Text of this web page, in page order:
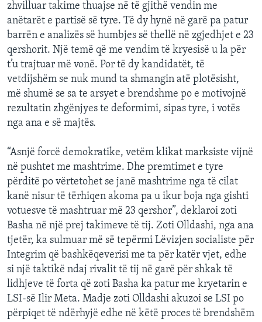
zhvilluar takime thuajse në të gjithë vendin me
anëtarët e partisë së tyre. Të dy hynë në garë pa patur
barrën e analizës së humbjes së thellë në zgjedhjet e 23
qershorit. Një temë që me vendim të kryesisë u la për
t’u trajtuar më vonë. Por të dy kandidatët, të
vetdijshëm se nuk mund ta shmangin atë plotësisht,
më shumë se sa te arsyet e brendshme po e motivojnë
rezultatin zhgënjyes te deformimi, sipas tyre, i votës
nga ana e së majtës.
“Asnjë forcë demokratike, vetëm klikat marksiste vijnë
në pushtet me mashtrime. Dhe premtimet e tyre
përditë po vërtetohet se janë mashtrime nga të cilat
kanë nisur të tërhiqen akoma pa u ikur boja nga gishti
votuesve të mashtruar më 23 qershor”, deklaroi zoti
Basha në një prej takimeve të tij. Zoti Olldashi, nga ana
tjetër, ka sulmuar më së tepërmi Lëvizjen socialiste për
Integrim që bashkëqeverisi me ta për katër vjet, edhe
si një taktikë ndaj rivalit të tij në garë për shkak të
lidhjeve të forta që zoti Basha ka patur me kryetarin e
LSI-së Ilir Meta. Madje zoti Olldashi akuzoi se LSI po
përpiqet të ndërhyjë edhe në këtë proces të brendshëm